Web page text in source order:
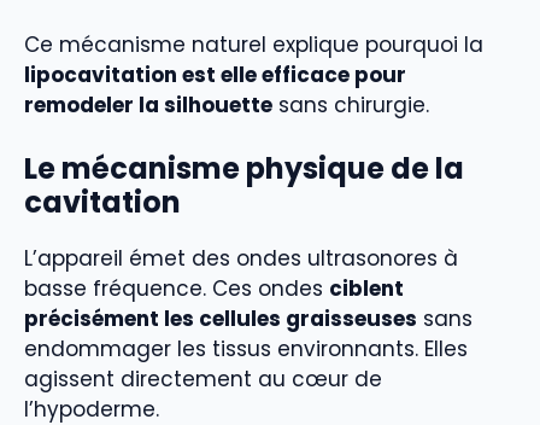
Ce mécanisme naturel explique pourquoi la
lipocavitation est elle efficace pour
remodeler la silhouette sans chirurgie.
Le mécanisme physique de la
cavitation
L’appareil émet des ondes ultrasonores à
basse fréquence. Ces ondes ciblent
précisément les cellules graisseuses sans
endommager les tissus environnants. Elles
agissent directement au cœur de
l’hypoderme.